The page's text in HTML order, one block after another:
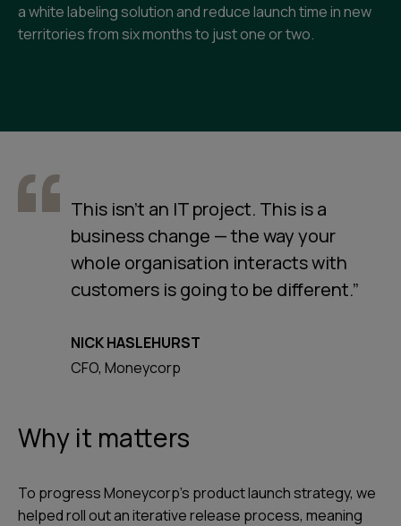
a white labeling solution and reduce launch time in new
territories from six months to just one or two.
This isn’t an IT project. This is a
business change — the way your
whole organisation interacts with
customers is going to be different.”
NICK HASLEHURST
CFO, Moneycorp
Why it matters
To progress Moneycorp’s product launch strategy, we
helped roll out an iterative release process, meaning